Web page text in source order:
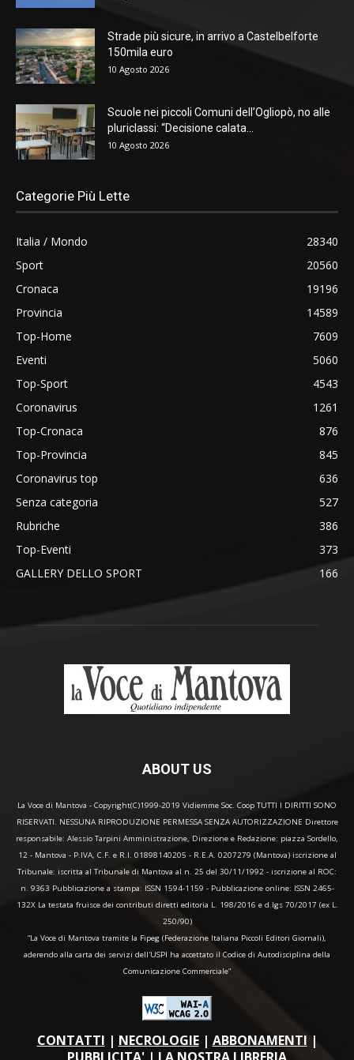
Strade più sicure, in arrivo a Castelbelforte
150mila euro
10 Agosto 2026
Scuole nei piccoli Comuni dell’Ogliopò, no alle
pluriclassi: “Decisione calata...
10 Agosto 2026
Categorie Più Lette
Italia / Mondo
28340
Sport
20560
Cronaca
19196
Provincia
14589
Top-Home
7609
Eventi
5060
Top-Sport
4543
Coronavirus
1261
Top-Cronaca
876
Top-Provincia
845
Coronavirus top
636
Senza categoria
527
Rubriche
386
Top-Eventi
373
GALLERY DELLO SPORT
166
ABOUT US
La Voce di Mantova - Copyright(C)1999-2019 Vidiemme Soc. Coop TUTTI I DIRITTI SONO
RISERVATI. NESSUNA RIPRODUZIONE PERMESSA SENZA AUTORIZZAZIONE Direttore
responsabile: Alessio Tarpini Amministrazione, Direzione e Redazione: piazza Sordello,
12 - Mantova - P.IVA, C.F. e R.I. 01898140205 - R.E.A. 0207279 (Mantova) iscrizione al
Tribunale: iscritta al Tribunale di Mantova al n. 25 del 30/11/1992 - iscrizione al ROC:
n. 9363 Pubblicazione a stampa: ISSN 1594-1159 - Pubblicazione online: ISSN 2465-
132X La testata fruisce dei contributi diretti editoria L. 198/2016 e d.lgs 70/2017 (ex L.
250/90)
“La Voce di Mantova tramite la Fipeg (Federazione Italiana Piccoli Editori Giornali),
aderendo alla carta dei servizi dell'USPI ha accettato il Codice di Autodisciplina della
Comunicazione Commerciale"
CONTATTI | NECROLOGIE| ABBONAMENTI |